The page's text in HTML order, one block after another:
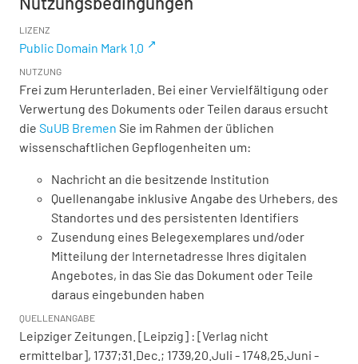
LIZENZ
Public Domain Mark 1.0
NUTZUNG
Frei zum Herunterladen. Bei einer Vervielfältigung oder
Verwertung des Dokuments oder Teilen daraus ersucht
die SuUB Bremen Sie im Rahmen der üblichen
wissenschaftlichen Gepflogenheiten um:
Nachricht an die besitzende Institution
Quellenangabe inklusive Angabe des Urhebers, des
Standortes und des persistenten Identifiers
Zusendung eines Belegexemplares und/oder
Mitteilung der Internetadresse Ihres digitalen
Angebotes, in das Sie das Dokument oder Teile
daraus eingebunden haben
QUELLENANGABE
Leipziger Zeitungen. [Leipzig] : [Verlag nicht
ermittelbar], 1737;31.Dec.; 1739,20.Juli - 1748,25.Juni -